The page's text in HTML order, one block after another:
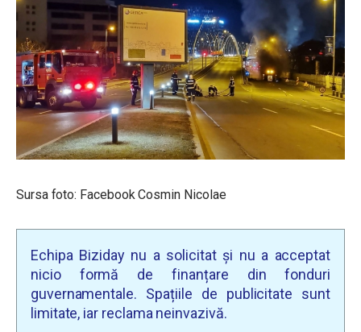
Sursa foto: Facebook Cosmin Nicolae
Echipa Biziday nu a solicitat și nu a acceptat
nicio formă de finanțare din fonduri
guvernamentale. Spațiile de publicitate sunt
limitate, iar reclama neinvazivă.